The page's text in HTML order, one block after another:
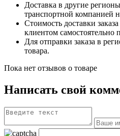
Доставка в другие
транспортной компанией
Стоимость доставки
клиентом самостоятельно
Для отправки заказа в
товара.
Пока нет отзывов о товаре
Написать свой